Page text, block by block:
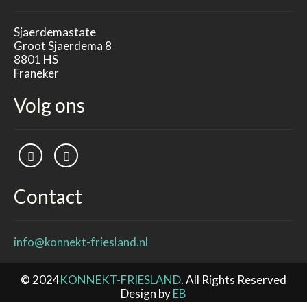
Sjaerdemastate
Groot Sjaerdema 8
8801 HS
Franeker
Volg ons
Contact
info@konnekt-friesland.nl
© 2024KONNEKT-FRIESLAND. All Rights Reserved
Design byEB